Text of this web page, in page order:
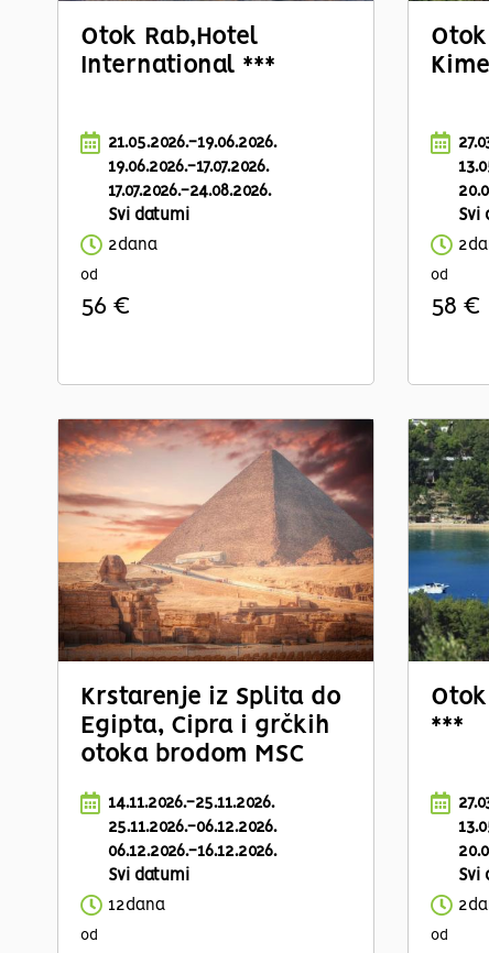
Otok Rab,Hotel
International ***
21.05.2026.-19.06.2026.
19.06.2026.-17.07.2026.
17.07.2026.-24.08.2026.
Svi datumi
2dana
od
56 €
Svi
od
58 €
Krstarenje iz Splita do
Egipta, Cipra i grčkih
otoka brodom MSC
14.11.2026.-25.11.2026.
25.11.2026.-06.12.2026.
06.12.2026.-16.12.2026.
Svi datumi
12dana
od
***
Svi
od